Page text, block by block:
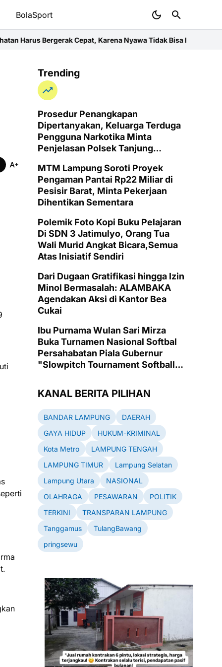
BolaSport
Cepat, Karena Nyawa Tidak Bisa MenungguWujud
Trending
Prosedur Penangkapan
Dipertanyakan, Keluarga Terduga
Pengguna Narkotika Minta
Penjelasan Polsek Tanjung
MTM Lampung Soroti Proyek
Pengaman Pantai Rp22 Miliar di
Pesisir Barat, Minta Pekerjaan
Dihentikan Sementara
Polemik Foto Kopi Buku Pelajaran
Di SDN 3 Jatimulyo, Orang Tua
Wali Murid Angkat Bicara,Semua
Atas Inisiatif Sendiri
Dari Dugaan Gratifikasi hingga Izin
Minol Bermasalah: ALAMBAKA
Agendakan Aksi di Kantor Bea
Cukai
Ibu Purnama Wulan Sari Mirza
Buka Turnamen Nasional Softbal
Persahabatan Piala Gubernur
"Slowpitch Tournament Softball
Way Halim, Bandarlampung
KANAL BERITA PILIHAN
BANDAR LAMPUNG
DAERAH
GAYA HIDUP
HUKUM-KRIMINAL
Kota Metro
LAMPUNG TENGAH
LAMPUNG TIMUR
Lampung Selatan
Lampung Utara
NASIONAL
OLAHRAGA
PESAWARAN
POLITIK
TERKINI
TRANSPARAN LAMPUNG
Tanggamus
TulangBawang
pringsewu